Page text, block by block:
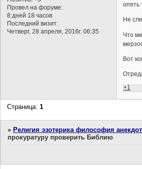
Провел на форуме:
8 дней 18 часов
Последний визит:
Четверг, 28 апреля, 2016г. 06:35
опять
Не
Что
Вот
+1
Страница:1
»Религия эзотерика философия
прокуратуру проверить Библию